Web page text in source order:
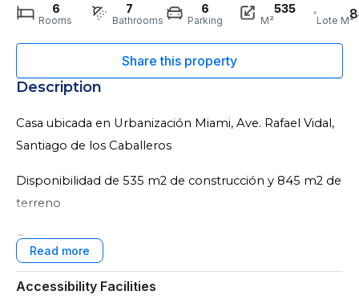
6
Rooms
7
Bathrooms
6
Parking
535
M² Lote M²
Description
Casa ubicada en Urbanización Miami, Ave. Rafael Vidal,
Santiago de los Caballeros
Disponibilidad de 535 m2 de construcción y 845 m2 de
terreno
Características:
2 niveles
Accessibility Facilities